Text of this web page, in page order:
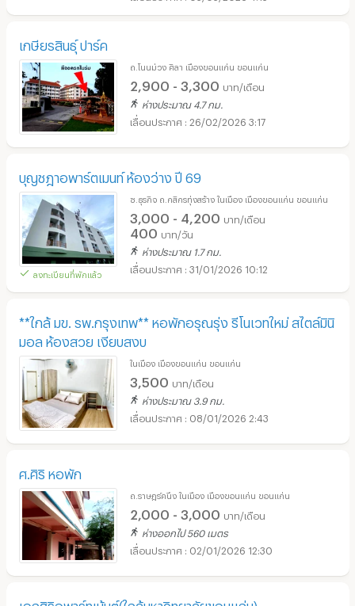
เกษียรสินธุ์ ปาร์ค
ถ.โนนม่วง ศิลา เมืองขอนแก่น ขอนแก่น
2,900 - 3,300 บาท/เดือน
ห่างประมาณ 4.7 กม.
26/02/2026 3:17
บุญชฎาอพาร์ตเมนท์ ห้องว่าง ปี 69
ลงทะเบียนที่พักแล้ว
ซ.ธุรกิจ ถ.กสิกรทุ่งสร้าง ในเมือง เมืองขอนแก่น ขอนแก่น
3,000 - 4,200 บาท/เดือน
400 บาท/วัน
ห่างประมาณ 1.7 กม.
31/01/2026 10:12
**ใกล้ มข. รพ.กรุงเทพ** หอพักอรุณรุ่ง รีโนเวทใหม่ สไตล์มินิ
มอล ห้องสวย เงียบสงบ
ในเมือง เมืองขอนแก่น ขอนแก่น
3,500 บาท/เดือน
ห่างประมาณ 3.9 กม.
08/01/2026 2:43
ศ.ศิริ หอพัก
ถ.ราษฎร์คนึง ในเมือง เมืองขอนแก่น ขอนแก่น
2,000 - 3,000 บาท/เดือน
ห่างออกไป 560 เมตร
02/01/2026 12:30